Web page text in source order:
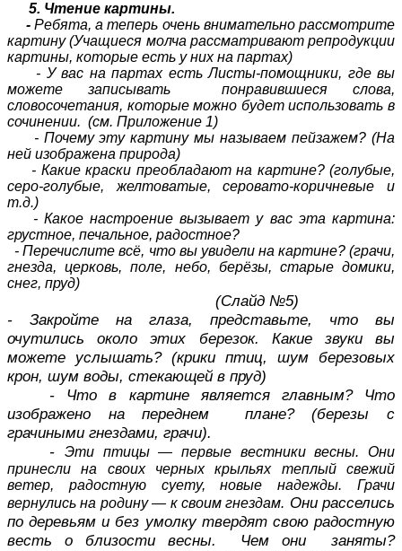
5. Чтение картины.
-Ребята, а теперь очень внимательно рассмотрите
картину (Учащиеся молча рассматривают репродукции
картины, которые есть у них на партах)
- У вас на партах есть Листы-помощники, где вы
можете записывать понравившиеся слова,
словосочетания, которые можно будет использовать в
сочинении. (см. Приложение 1)
- Почему эту картину мы называем пейзажем? (На
ней изображена природа)
- Какие краски преобладают на картине? (голубые,
серо-голубые, желтоватые, серовато-коричневые и
т.д.)
- Какое настроение вызывает у вас эта картина:
грустное, печальное, радостное?
- Перечислите всё, что вы увидели на картине? (грачи,
гнезда, церковь, поле, небо, берёзы, старые домики,
снег, пруд)
(Слайд №5)
- Закройте на глаза, представьте, что вы
очутились около этих березок. Какие звуки вы
можете услышать? (крики птиц, шум березовых
крон, шум воды, стекающей в пруд)
- Что в картине является главным? Что
изображено на переднем плане? (березы с
грачиными гнездами, грачи).
- Эти птицы — первые вестники весны. Они
принесли на своих черных крыльях теплый свежий
ветер, радостную суету, новые надежды. Грачи
вернулись на родину — к своим гнездам. Они расселись
по деревьям и без умолку твердят свою радостную
весть о близости весны. Чем они заняты?